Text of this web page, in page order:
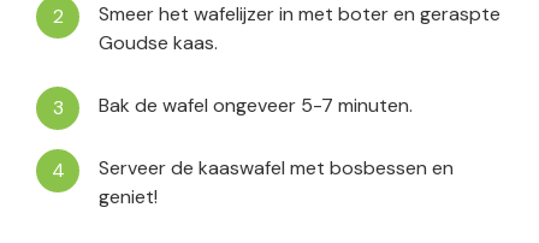
Smeer het wafelijzer in met boter en geraspte
Goudse kaas.
Bak de wafel ongeveer 5-7 minuten.
Serveer de kaaswafel met bosbessen en
geniet!